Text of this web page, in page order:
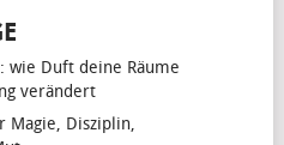
wie Duft deine Räume
verändert
Magie, Disziplin,